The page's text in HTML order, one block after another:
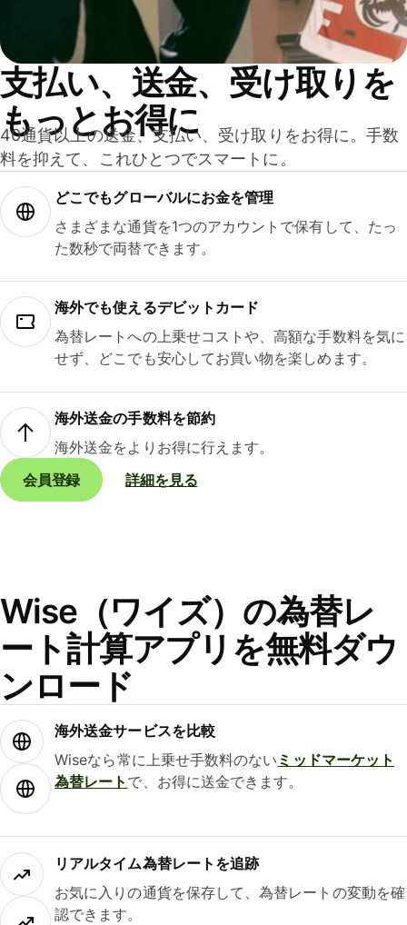
支払い、送金、受け取りを
もっとお得に
40通貨以上の送金、支払い、受け取りをお得に。手数
料を抑えて、これひとつでスマートに。
どこでもグ⁠ロ⁠ー⁠バ⁠ルにお金を管理
さまざまな通貨を1つのアカウントで保有して、たっ
た数秒で両替できます。
海外でも使えるデビットカード
為替レートへの上乗せコストや、高額な手数料を気に
せず、どこでも安心してお買い物を楽しめます。
海外送金の手数料を節約
海外送金をよりお得に行えます。
会員登録
詳細を見る
Wise（ワイズ）の為替レ
ート計算アプリを無料ダウ
ンロード
海外送金サービスを比較
Wiseなら常に上乗せ手数料のない ミッドマーケット
為替レート で、お得に送金できます。
リアルタイム為替レートを追跡
お気に入りの通貨を保存して、為替レートの変動を確
認できます。